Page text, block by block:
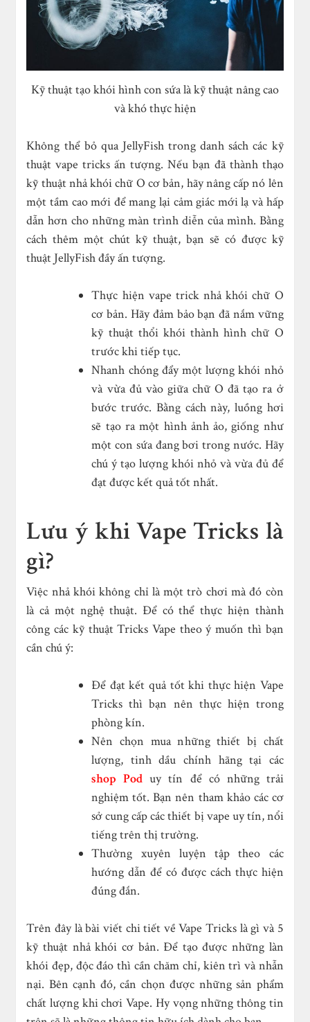
Kỹ thuật tạo khói hình con sứa là kỹ thuật nâng cao
và khó thực hiện
Không thể bỏ qua JellyFish trong danh sách các kỹ
thuật vape tricks ấn tượng. Nếu bạn đã thành thạo
kỹ thuật nhả khói chữ O cơ bản, hãy nâng cấp nó lên
một tầm cao mới để mang lại cảm giác mới lạ và hấp
dẫn hơn cho những màn trình diễn của mình. Bằng
cách thêm một chút kỹ thuật, bạn sẽ có được kỹ
thuật JellyFish đầy ấn tượng.
Thực hiện vape trick nhả khói chữ O
cơ bản. Hãy đảm bảo bạn đã nắm vững
kỹ thuật thổi khói thành hình chữ O
trước khi tiếp tục.
Nhanh chóng đẩy một lượng khói nhỏ
và vừa đủ vào giữa chữ O đã tạo ra ở
bước trước. Bằng cách này, luồng hơi
sẽ tạo ra một hình ảnh ảo, giống như
một con sứa đang bơi trong nước. Hãy
chú ý tạo lượng khói nhỏ và vừa đủ để
đạt được kết quả tốt nhất.
Lưu ý khi Vape Tricks là
gì?
Việc nhả khói không chỉ là một trò chơi mà đó còn
là cả một nghệ thuật. Để có thể thực hiện thành
công các kỹ thuật Tricks Vape theo ý muốn thì bạn
cần chú ý:
Để đạt kết quả tốt khi thực hiện Vape
Tricks thì bạn nên thực hiện trong
phòng kín.
Nên chọn mua những thiết bị chất
lượng, tinh dầu chính hãng tại các
shop Pod uy tín để có những trải
nghiệm tốt. Bạn nên tham khảo các cơ
sở cung cấp các thiết bị vape uy tín, nổi
tiếng trên thị trường.
Thường xuyên luyện tập theo các
hướng dẫn để có được cách thực hiện
đúng đắn.
Trên đây là bài viết chi tiết về Vape Tricks là gì và 5
kỹ thuật nhả khói cơ bản. Để tạo được những làn
khói đẹp, độc đáo thì cần chăm chỉ, kiên trì và nhẫn
nại. Bên cạnh đó, cần chọn được những sản phẩm
chất lượng khi chơi Vape. Hy vọng những thông tin